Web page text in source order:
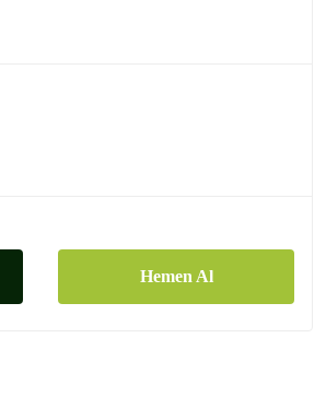
Hemen Al